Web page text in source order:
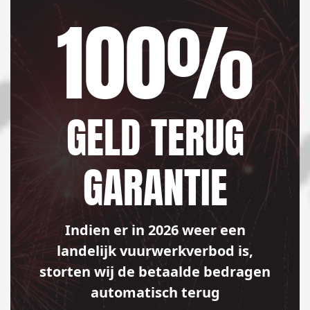
100%
GELD TERUG
GARANTIE
Indien er in 2026 weer een
landelijk vuurwerkverbod is,
storten wij de betaalde bedragen
automatisch terug